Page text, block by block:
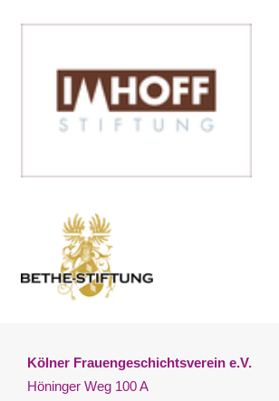
Kölner Frauengeschichtsverein e.V.
Höninger Weg 100 A